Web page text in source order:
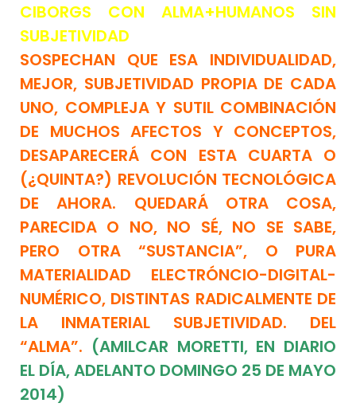
CIBORGS CON ALMA+HUMANOS SIN
SUBJETIVIDAD
SOSPECHAN QUE ESA INDIVIDUALIDAD,
MEJOR, SUBJETIVIDAD PROPIA DE CADA
UNO, COMPLEJA Y SUTIL COMBINACIÓN
DE MUCHOS AFECTOS Y CONCEPTOS,
DESAPARECERÁ CON ESTA CUARTA O
(¿QUINTA?) REVOLUCIÓN TECNOLÓGICA
DE AHORA. QUEDARÁ OTRA COSA,
PARECIDA O NO, NO SÉ, NO SE SABE,
PERO OTRA “SUSTANCIA”, O PURA
MATERIALIDAD ELECTRÓNCIO-DIGITAL-
NUMÉRICO, DISTINTAS RADICALMENTE DE
LA INMATERIAL SUBJETIVIDAD. DEL
“ALMA”. (AMILCAR MORETTI, EN DIARIO
EL DÍA, ADELANTO DOMINGO 25 DE MAYO
2014)